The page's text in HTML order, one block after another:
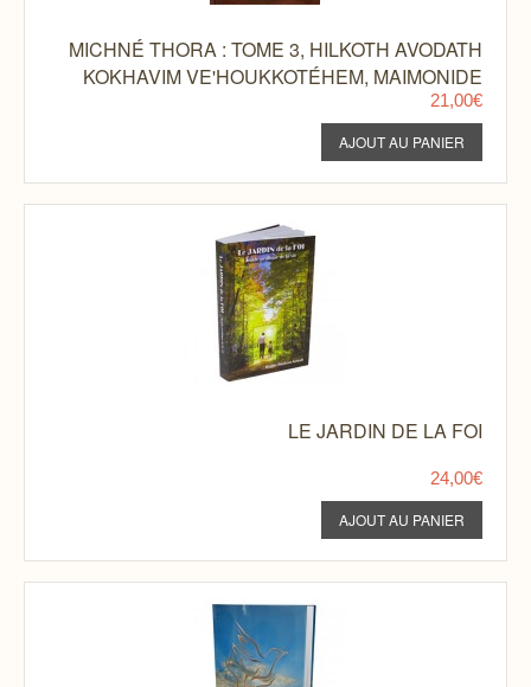
MICHNÉ THORA : TOME 3, HILKOTH AVODATH
KOKHAVIM VE'HOUKKOTÉHEM, MAIMONIDE
21,00€
LE JARDIN DE LA FOI
24,00€